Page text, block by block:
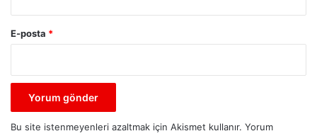
E-posta *
Bu site istenmeyenleri azaltmak için Akismet kullanır. Yorum